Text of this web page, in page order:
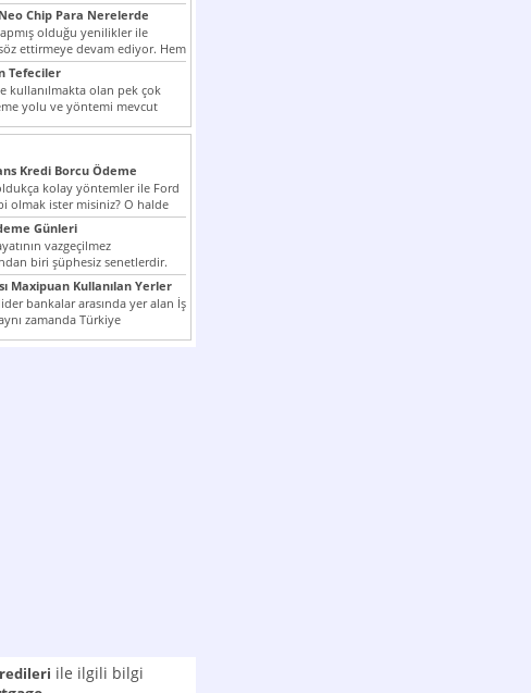
Chip Para Nerelerde
olduğu yenilikler ile
ettirmeye devam ediyor. Hem
arttırmak hem...
Tefeciler
kullanılmakta olan pek çok
yolu ve yöntemi mevcut
bunlar...
Kredi Borcu Ödeme
kolay yöntemler ile Ford
olmak ister misiniz? O halde
Günleri
vazgeçilmez
biri şüphesiz senetlerdir.
en çok kullanılan ödeme
Taksitler...
Maxipuan Kullanılan Yerler
bankalar arasında yer alan İş
zamanda Türkiye
ilk milli...
ile ilgili bilgi